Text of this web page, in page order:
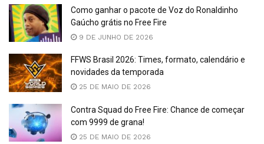
Como ganhar o pacote de Voz do Ronaldinho
Gaúcho grátis no Free Fire
9 DE JUNHO DE 2026
FFWS Brasil 2026: Times, formato, calendário e
novidades da temporada
25 DE MAIO DE 2026
Contra Squad do Free Fire: Chance de começar
com 9999 de grana!
25 DE MAIO DE 2026